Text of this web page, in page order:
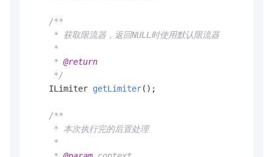
/**
     * 获取限流器，返回NULL时使用默认限流器
     *
     *
@return
     */
    ILimiter
getLimiter() ;
/**
     * 本次执行完的后置处理
     *